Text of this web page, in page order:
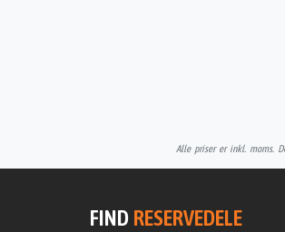
Alle priser er inkl. moms.
FIND RESERVEDELE